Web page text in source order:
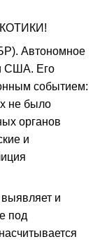
Автономное
США. Его
событием:
не было
органов
и
и
под